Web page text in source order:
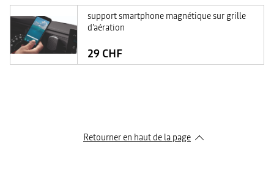
support smartphone magnétique sur grille
d'aération
29 CHF
Retourner en haut de la page